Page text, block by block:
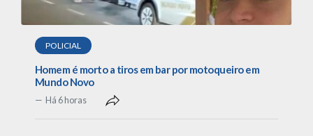
POLICIAL
Homem é morto a tiros em bar por motoqueiro em
Mundo Novo
Há 6 horas